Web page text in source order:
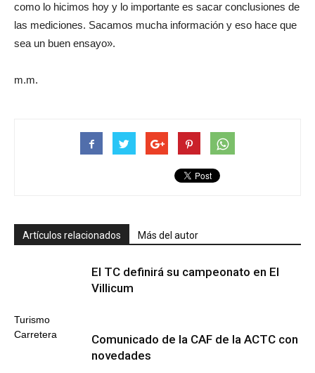
como lo hicimos hoy y lo importante es sacar conclusiones de
las mediciones. Sacamos mucha información y eso hace que
sea un buen ensayo».
m.m.
Artículos relacionados Más del autor
Turismo
Carretera
El TC definirá su campeonato en El
Villicum
Comunicado de la CAF de la ACTC con
novedades